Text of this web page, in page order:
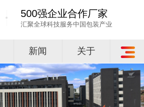
500强企业合作厂家
汇聚全球科技服务中国包装产业
新闻 关于